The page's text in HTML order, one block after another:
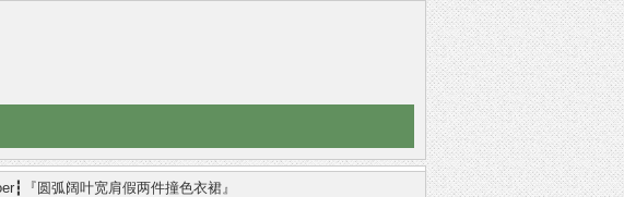
『圆弧阔叶宽肩假两件撞色衣裙』